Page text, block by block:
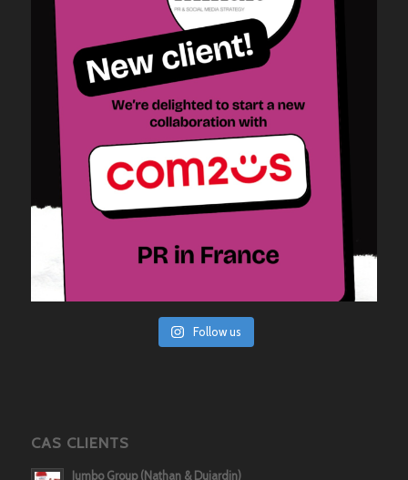
Follow us
CAS CLIENTS
Jumbo Group (Nathan & Dujardin)